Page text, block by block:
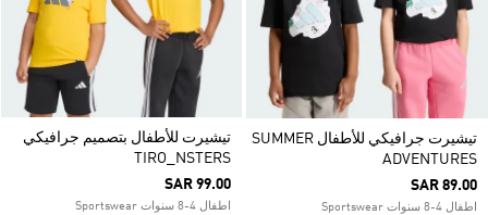
تيشيرت جرافيكي للأطفال SUMMER
ADVENTURES
SAR 89.00
اطفال 4-8 سنوات Sportswear
تيشيرت للأطفال بتصميم جرافيكي
TIRO_NSTERS
SAR 99.00
اطفال 4-8 سنوات Sportswear